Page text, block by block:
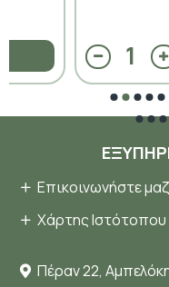
Επικοινωνήστε
Χάρτης Ιστότοπου
Πέραν 22,